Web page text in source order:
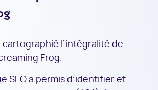
cartographié l’intégralité de
Frog.
SEO a permis d’identifier et